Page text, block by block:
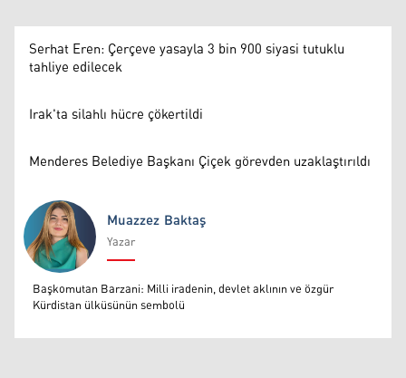
Serhat Eren: Çerçeve yasayla 3 bin 900 siyasi tutuklu
tahliye edilecek
Irak'ta silahlı hücre çökertildi
Menderes Belediye Başkanı Çiçek görevden uzaklaştırıldı
Muazzez Baktaş
Muazzez Baktaş
Yazar
Başkomutan Barzani: Milli iradenin, devlet aklının ve özgür
Kürdistan ülküsünün sembolü